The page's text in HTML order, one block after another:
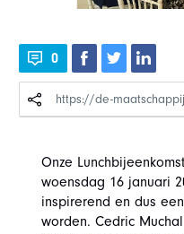
0
Onze
woensdag 16 januari
inspirerend en dus
worden. Cedric